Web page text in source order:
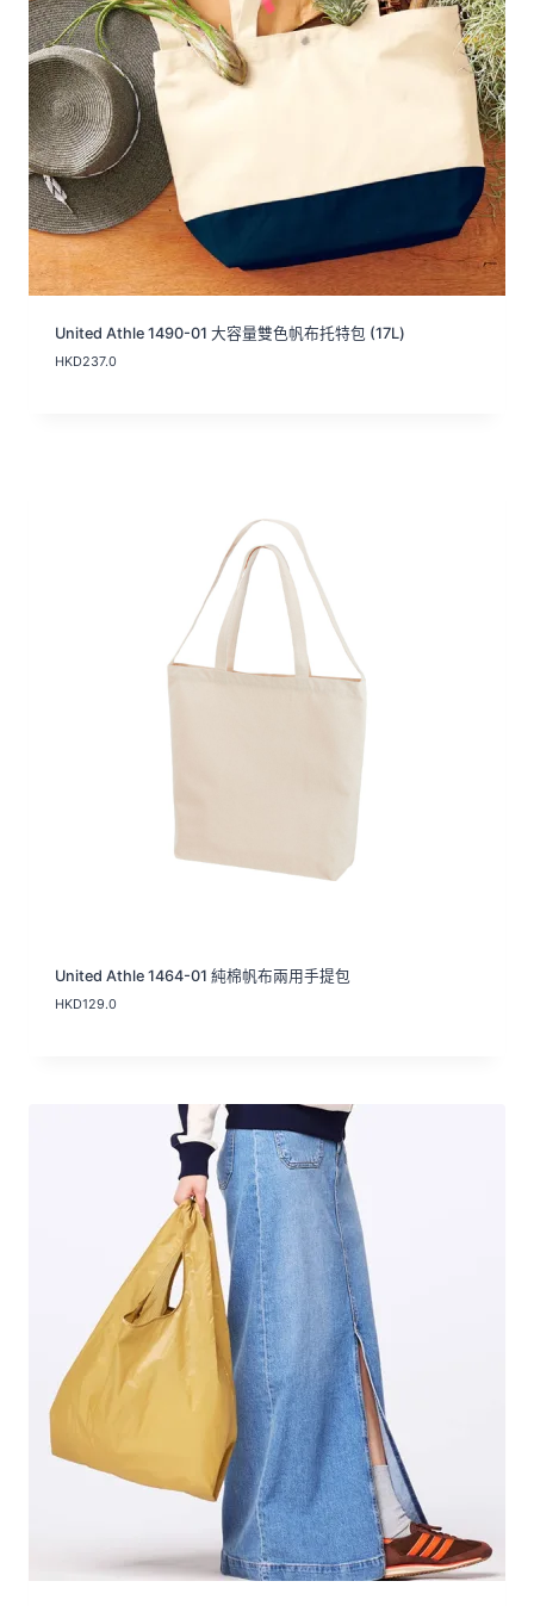
United Athle 1490-01 大容量雙色帆布托特包 (17L)
HKD237.0
United Athle 1464-01 純棉帆布兩用手提包
HKD129.0